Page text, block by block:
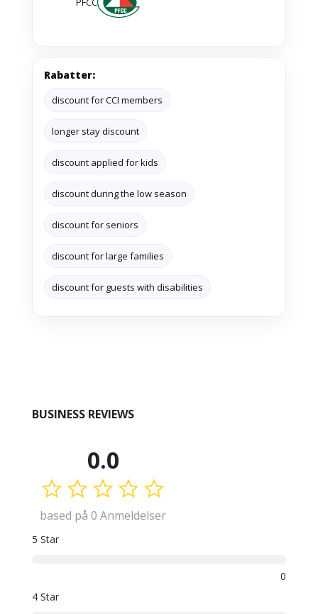
Rabatter:
discount for CCI members
longer stay discount
discount applied for kids
discount during the low season
discount for seniors
discount for large families
discount for guests with disabilities
BUSINESS REVIEWS
0.0
based på 0 Anmeldelser
5 Star
0
4 Star